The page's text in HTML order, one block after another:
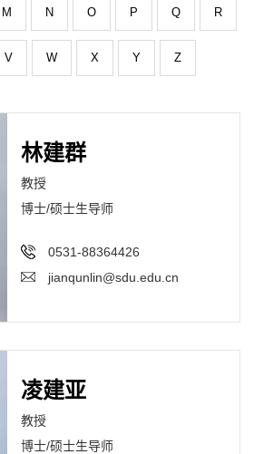
M N O P Q R
V W X Y Z
林建群
教授
博士/硕士生导师
0531-88364426
jianqunlin@sdu.edu.cn
凌建亚
教授
博士/硕士生导师